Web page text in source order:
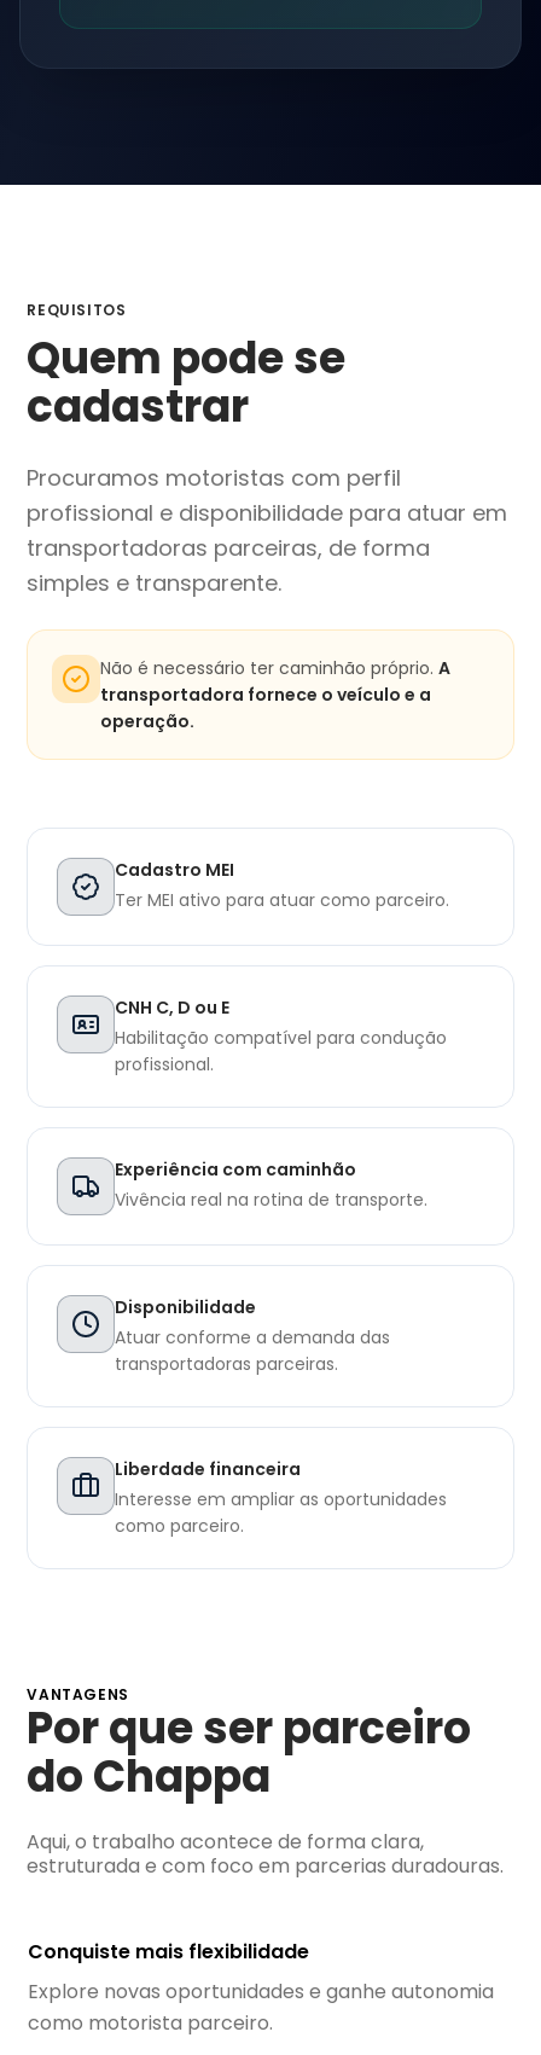
REQUISITOS
Quem pode se
cadastrar
Procuramos motoristas com perfil
profissional e disponibilidade para atuar em
transportadoras parceiras, de forma
simples e transparente.
Não é necessário ter caminhão próprio. A
transportadora fornece o veículo e a
operação.
Cadastro MEI
Ter MEI ativo para atuar como parceiro.
CNH C, D ou E
Habilitação compatível para condução
profissional.
Experiência com caminhão
Vivência real na rotina de transporte.
Disponibilidade
Atuar conforme a demanda das
transportadoras parceiras.
Liberdade financeira
Interesse em ampliar as oportunidades
como parceiro.
VANTAGENS
Por que ser parceiro
do Chappa
Aqui, o trabalho acontece de forma clara,
estruturada e com foco em parcerias duradouras.
Conquiste mais flexibilidade
Explore novas oportunidades e ganhe autonomia
como motorista parceiro.